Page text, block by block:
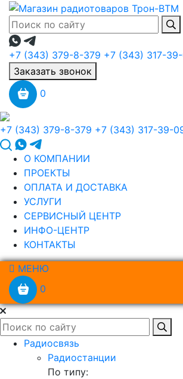
+7 (343) 379-8-379 +7 (343) 317-
Заказать звонок
0
+7 (343) 379-8-379 +7 (343) 317-39-
О КОМПАНИИ
ПРОЕКТЫ
ОПЛАТА И ДОСТАВКА
УСЛУГИ
СЕРВИСНЫЙ ЦЕНТР
ИНФО-ЦЕНТР
КОНТАКТЫ
МЕНЮ
0
Радиосвязь
Радиостанции
По типу: